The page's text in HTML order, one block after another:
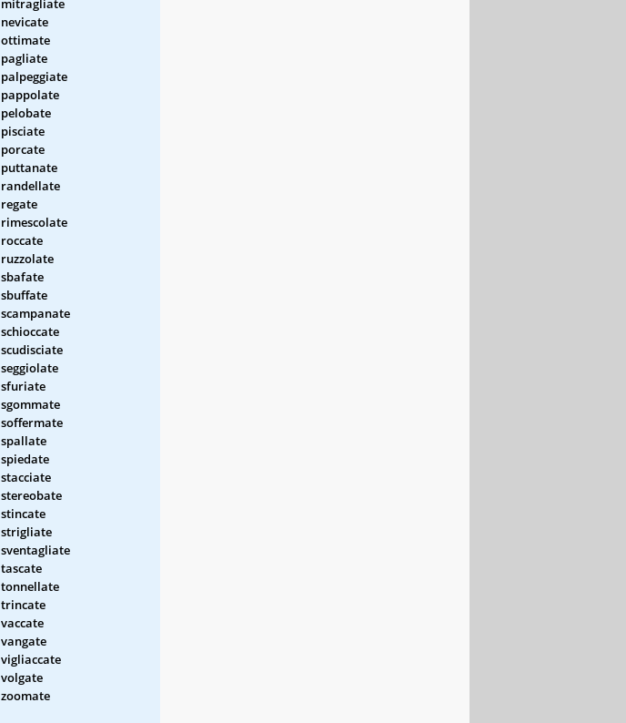
nevicate
ottimate
pagliate
palpeggiate
pappolate
pelobate
pisciate
porcate
puttanate
randellate
regate
rimescolate
roccate
ruzzolate
sbafate
sbuffate
scampanate
schioccate
scudisciate
seggiolate
sfuriate
sgommate
soffermate
spallate
spiedate
stacciate
stereobate
stincate
strigliate
sventagliate
tascate
tonnellate
trincate
vaccate
vangate
vigliaccate
volgate
zoomate